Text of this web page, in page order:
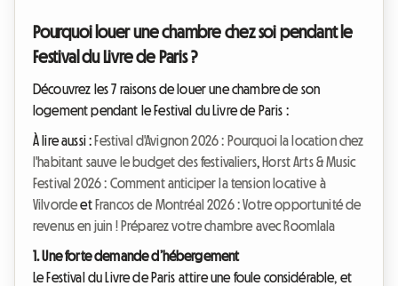
Pourquoi louer une chambre chez soi pendant le
Festival du Livre de Paris ?
Découvrez les 7 raisons de louer une chambre de son
logement pendant le Festival du Livre de Paris :
À lire aussi : Festival d'Avignon 2026 : Pourquoi la location chez
l'habitant sauve le budget des festivaliers, Horst Arts & Music
Festival 2026 : Comment anticiper la tension locative à
Vilvordeet Francos de Montréal 2026 : Votre opportunité de
revenus en juin ! Préparez votre chambre avec Roomlala
1. Une forte demande d’hébergement
Le Festival du Livre de Paris attire une foule considérable, et